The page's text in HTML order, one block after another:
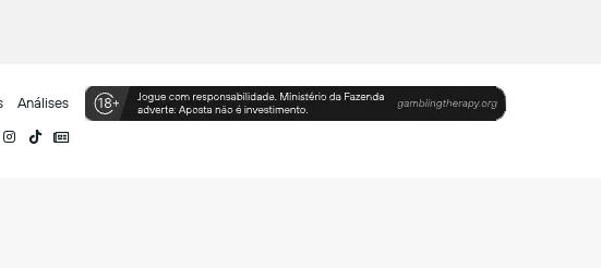
Análises
Instagram
TikTokSiga-